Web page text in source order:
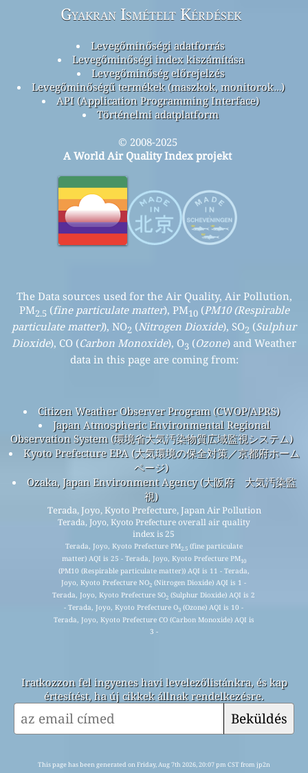
Gyakran Ismételt Kérdések
Levegőminőségi adatforrás
Levegőminőségi index kiszámítása
Levegőminőség előrejelzés
Levegőminőségű termékek (maszkok, monitorok…)
API (Application Programming Interface)
Történelmi adatplatform
© 2008-2025
A World Air Quality Index projekt
The Data sources used for the Air Quality, Air Pollution,
PM2.5 (fine particulate matter), PM10(PM10 (Respirable
particulate matter)), NO2 (Nitrogen Dioxide), SO2 (Sulphur
Dioxide), CO (Carbon Monoxide), O3 (Ozone) and Weather
data in this page are coming from:
Citizen Weather Observer Program (CWOP/APRS)
Japan Atmospheric Environmental Regional
Observation System (環境省大気汚染物質広域監視システム)
Kyoto Prefecture EPA (大気環境の保全対策／京都府ホーム
ページ)
Ozaka, Japan Environment Agency (大阪府 大気汚染監
視)
Terada, Joyo, Kyoto Prefecture, Japan Air Pollution
Terada, Joyo, Kyoto Prefecture overall air quality
index is 25
Terada, Joyo, Kyoto Prefecture PM2.5(fine particulate
matter) AQI is 25 - Terada, Joyo, Kyoto Prefecture PM10
(PM10 (Respirable particulate matter)) AQI is 11 - Terada,
Joyo, Kyoto Prefecture NO2 (Nitrogen Dioxide) AQI is 1 -
Terada, Joyo, Kyoto Prefecture SO2 (Sulphur Dioxide) AQI is 2
- Terada, Joyo, Kyoto Prefecture O3 (Ozone) AQI is 10 -
Terada, Joyo, Kyoto Prefecture CO (Carbon Monoxide) AQI is
3 -
Iratkozzon fel ingyenes havi levelezőlistánkra, és kap
értesítést, ha új cikkek állnak rendelkezésre.
Beküldés
This page has been generated on Friday, Aug 7th 2026, 20:07 pm CST from jp2n